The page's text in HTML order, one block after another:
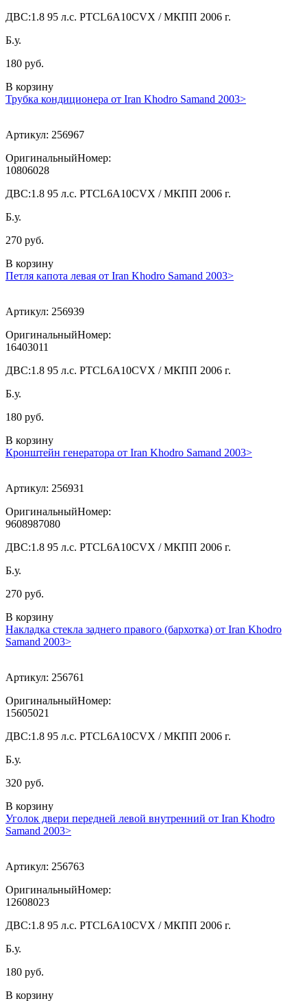
ДВС:1.8 95 л.с. PTCL6A10CVX / МКПП 2006 г.
Б.у.
180 руб.
В корзину
Трубка кондиционера от Iran Khodro Samand 2003>
Артикул: 256967
ОригинальныйНомер:
10806028
ДВС:1.8 95 л.с. PTCL6A10CVX / МКПП 2006 г.
Б.у.
270 руб.
В корзину
Петля капота левая от Iran Khodro Samand 2003>
Артикул: 256939
ОригинальныйНомер:
16403011
ДВС:1.8 95 л.с. PTCL6A10CVX / МКПП 2006 г.
Б.у.
180 руб.
В корзину
Кронштейн генератора от Iran Khodro Samand 2003>
Артикул: 256931
ОригинальныйНомер:
9608987080
ДВС:1.8 95 л.с. PTCL6A10CVX / МКПП 2006 г.
Б.у.
270 руб.
В корзину
Накладка стекла заднего правого (бархотка) от Iran Khodro
Samand 2003>
Артикул: 256761
ОригинальныйНомер:
15605021
ДВС:1.8 95 л.с. PTCL6A10CVX / МКПП 2006 г.
Б.у.
320 руб.
В корзину
Уголок двери передней левой внутренний от Iran Khodro
Samand 2003>
Артикул: 256763
ОригинальныйНомер:
12608023
ДВС:1.8 95 л.с. PTCL6A10CVX / МКПП 2006 г.
Б.у.
180 руб.
В корзину